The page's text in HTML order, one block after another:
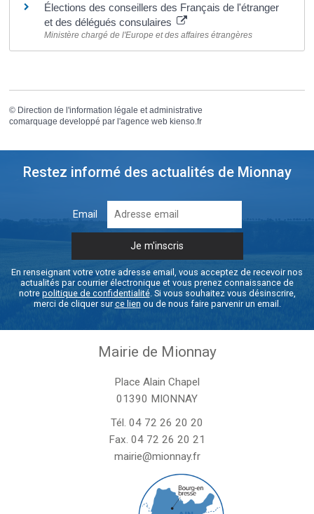
Élections des conseillers des Français de l'étranger
et des délégués consulaires
Ministère chargé de l'Europe et des affaires étrangères
© Direction de l'information légale et administrative
comarquage developpé par l'agence web kienso.fr
Restez informé des actualités de Mionnay
Email
En renseignant votre votre adresse email, vous acceptez de recevoir nos
actualités par courrier électronique et vous prenez connaissance de
notre politique de confidentialité. Si vous souhaitez vous désinscrire,
merci de cliquer surce lien ou de nous faire parvenir un email.
Mairie de Mionnay
Place Alain Chapel
01390 MIONNAY
Tél. 04 72 26 20 20
Fax. 04 72 26 20 21
mairie@mionnay.fr